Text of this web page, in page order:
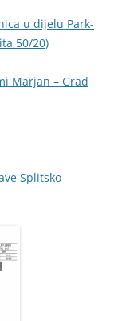
u dijelu Park-
50/20)
Marjan – Grad
Splitsko-